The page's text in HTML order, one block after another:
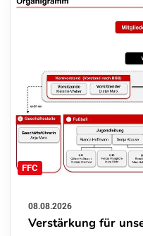
FFC
08.08.2026
Verstärkung für